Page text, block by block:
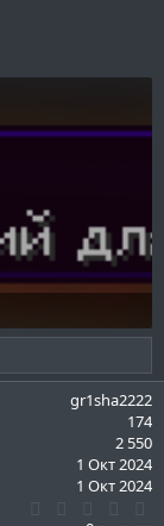
gr1sha2222
174
2 550
1 Окт 2024
1 Окт 2024